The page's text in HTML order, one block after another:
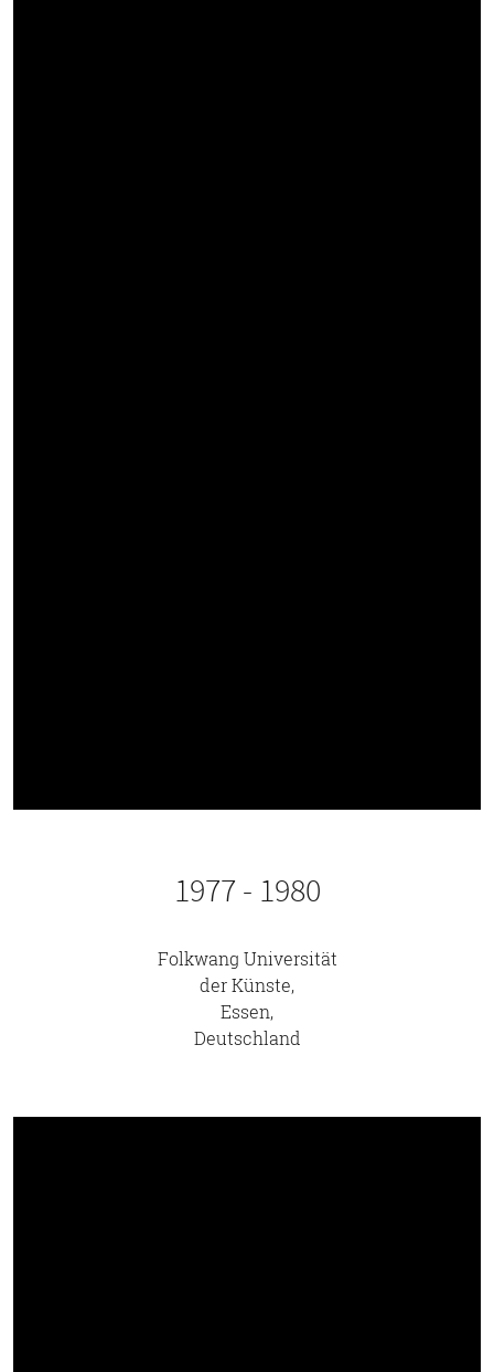
1977 - 1980
Folkwang Universität
der Künste,
Essen,
Deutschland